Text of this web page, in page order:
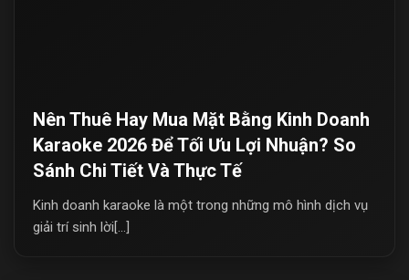
Nên Thuê Hay Mua Mặt Bằng Kinh Doanh
Karaoke 2026 Để Tối Ưu Lợi Nhuận? So
Sánh Chi Tiết Và Thực Tế
Kinh doanh karaoke là một trong những mô hình dịch vụ
giải trí sinh lời[...]